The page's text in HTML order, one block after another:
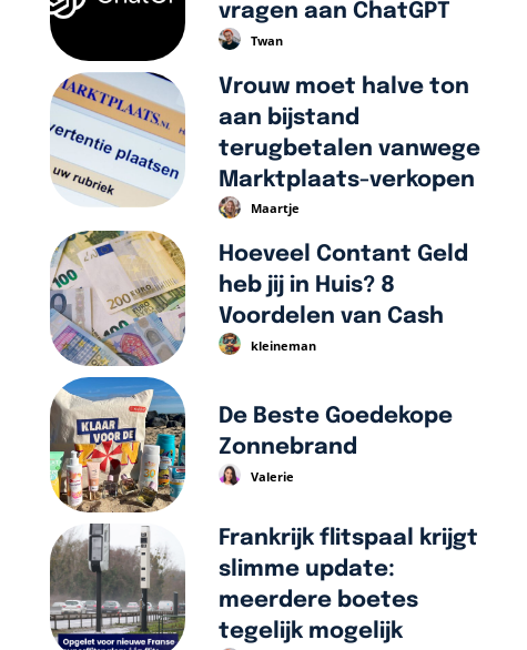
vragen aan ChatGPT
Twan
Vrouw moet halve ton
aan bijstand
terugbetalen vanwege
Marktplaats-verkopen
Maartje
Hoeveel Contant Geld
heb jij in Huis? 8
Voordelen van Cash
kleineman
De Beste Goedekope
Zonnebrand
Valerie
Frankrijk flitspaal krijgt
slimme update:
meerdere boetes
tegelijk mogelijk